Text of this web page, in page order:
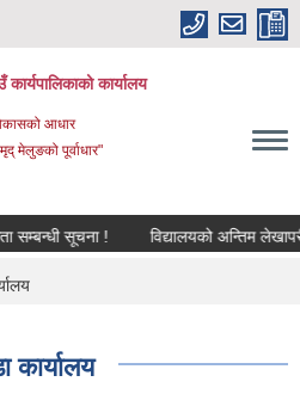
कार्यालय
आधार
मेलुङको पूर्वाधार"
सूचना ! विद्यालयको अन्तिम
कार्यालय